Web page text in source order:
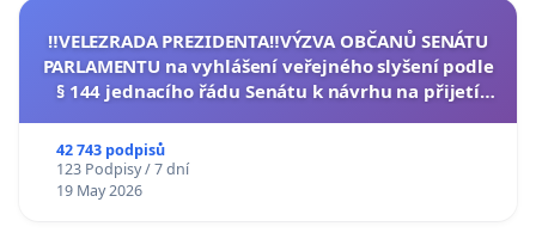
‼️VELEZRADA PREZIDENTA‼️VÝZVA OBČANŮ SENÁTU
PARLAMENTU na vyhlášení veřejného slyšení podle
§ 144 jednacího řádu Senátu k návrhu na přijetí
42 743 podpisů
123 Podpisy / 7 dní
19 May 2026